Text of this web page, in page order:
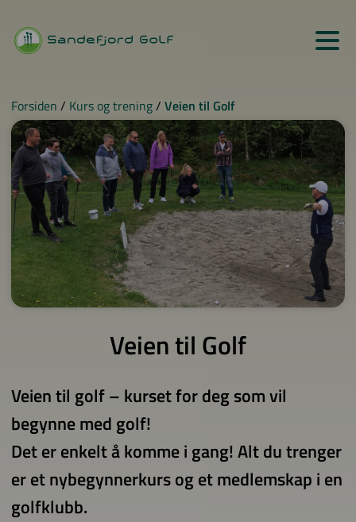
Forsiden / Kurs og trening/ Veien til Golf
Veien til Golf
Veien til golf – kurset for deg som vil
begynne med golf!
Det er enkelt å komme i gang! Alt du trenger
er et nybegynnerkurs og et medlemskap i en
golfklubb.